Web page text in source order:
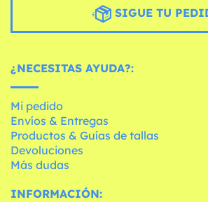
SIGUE TU
¿NECESITAS AYUDA?:
Mi pedido
Envíos & Entregas
Productos & Guías de tallas
Devoluciones
Más dudas
INFORMACIÓN: